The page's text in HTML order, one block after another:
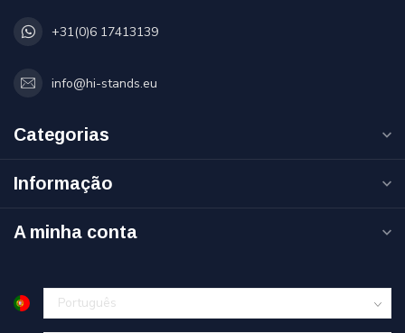
+31(0)6 17413139
info@hi-stands.eu
Categorias
Informação
A minha conta